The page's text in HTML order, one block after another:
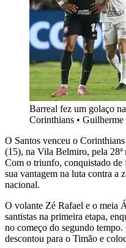
Barreal fez um golaço
Corinthians • Guilherme
O Santos venceu o
(15), na Vila Belmiro, pela
Com o triunfo, conquistado de
sua vantagem na luta contra a
nacional.
O volante Zé Rafael e o meia
santistas na primeira etapa,
no começo do segundo
descontou para o Timão e